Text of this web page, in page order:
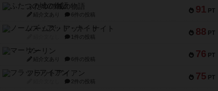
91 PT
ふたつの城の物語
紹介文あり 6件の投稿
88 PT
ノームズ・アット・ナイト
1件の投稿
76 PT
マーリン
紹介文あり 6件の投稿
75 PT
フラットアイアン
2件の投稿